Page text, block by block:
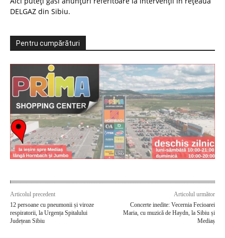
DELGAZ din Sibiu.
Pentru cumpărături
Articolul precedent
12 persoane cu pneumonii și viroze
respiratorii, la Urgența Spitalului
Județean Sibiu
Articolul următor
Concerte inedite: Vecernia Fecioarei
Maria, cu muzică de Haydn, la Sibiu și
Mediaș